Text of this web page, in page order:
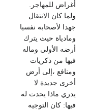
أغراض للمهاجر.
ولما كان الانتقال
جهدا لأصحابه نفسيا
ومادياة حيث يترك
أرضه الأولى وماله
فيها من ذكريات
ومنافع ،إلى أرض
أخرى جديدة لا
يدري ماذا يحدث له
فيها: كان التوجيه